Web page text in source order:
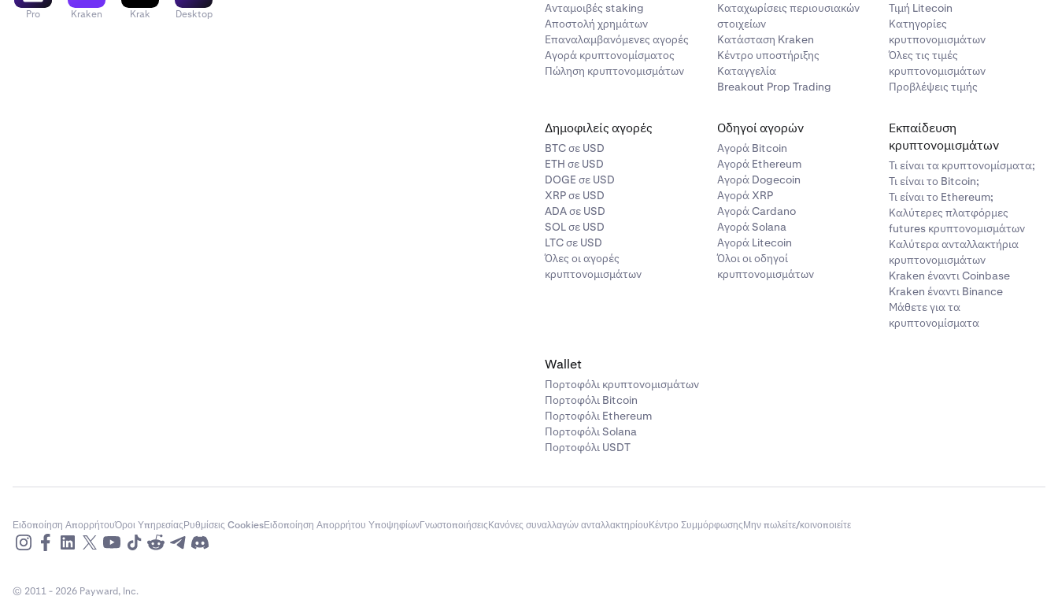
Pro Kraken Krak Desktop
Ανταμοιβές staking
Αποστολή χρημάτων
Επαναλαμβανόμενες αγορές
Αγορά κρυπτονομίσματος
Πώληση κρυπτονομισμάτων
Καταχωρίσεις περιουσιακών
στοιχείων
Κατάσταση Kraken
Κέντρο υποστήριξης
Καταγγελία
Breakout Prop Trading
Τιμή Litecoin
Κατηγορίες
κρυτπονομισμάτων
Όλες τις τιμές
κρυπτονομισμάτων
Προβλέψεις τιμής
Δημοφιλείς αγορές
BTC σε USD
ETH σε USD
DOGE σε USD
XRP σε USD
ADA σε USD
SOL σε USD
LTC σε USD
Όλες οι αγορές
κρυπτονομισμάτων
Οδηγοί αγορών
Αγορά Bitcoin
Αγορά Ethereum
Αγορά Dogecoin
Αγορά XRP
Αγορά Cardano
Αγορά Solana
Αγορά Litecoin
Όλοι οι οδηγοί
κρυπτονομισμάτων
Εκπαίδευση
κρυπτονομισμάτων
Τι είναι τα κρυπτονομίσματα;
Τι είναι το Bitcoin;
Τι είναι το Ethereum;
Καλύτερες πλατφόρμες
futures κρυπτονομισμάτων
Καλύτερα ανταλλακτήρια
κρυπτονομισμάτων
Kraken έναντι Coinbase
Kraken έναντι Binance
Μάθετε για τα
κρυπτονομίσματα
Wallet
Πορτοφόλι κρυπτονομισμάτων
Πορτοφόλι Bitcoin
Πορτοφόλι Ethereum
Πορτοφόλι Solana
Πορτοφόλι USDT
Ειδοποίηση ΑπορρήτουΌροι ΥπηρεσίαςΡυθμίσεις CookiesΕιδοποίηση Απορρήτου ΥποψηφίωνΓνωστοποιήσειςΚανόνες συναλλαγών ανταλλακτηρίουΚέντρο ΣυμμόρφωσηςΜην πωλείτε/κοινοποιείτε
© 2011 - 2026 Payward, Inc.